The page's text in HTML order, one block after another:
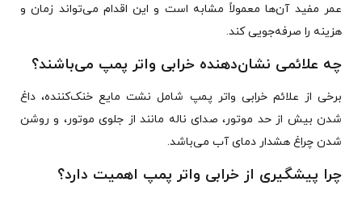
عمر مفید آن‌ها معمولاً مشابه است و این اقدام می‌تواند زمان و
هزینه را صرفه‌جویی کند.
چه علائمی نشان‌دهنده خرابی واتر پمپ می‌باشند؟
برخی از علائم خرابی واتر پمپ شامل نشت مایع خنک‌کننده، داغ
شدن بیش از حد موتور، صدای ناله مانند از جلوی موتور، و روشن
شدن چراغ هشدار دمای آب می‌باشد.
چرا پیشگیری از خرابی واتر پمپ اهمیت دارد؟